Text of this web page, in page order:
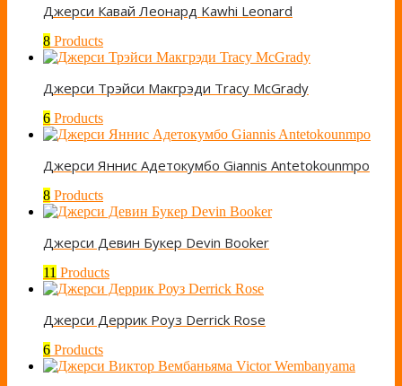
Джерси Кавай Леонард Kawhi Leonard
8 Products
Джерси Трэйси Макгрэди Tracy McGrady
6 Products
Джерси Яннис Адетокумбо Giannis Antetokounmpo
8 Products
Джерси Девин Букер Devin Booker
11 Products
Джерси Деррик Роуз Derrick Rose
6 Products